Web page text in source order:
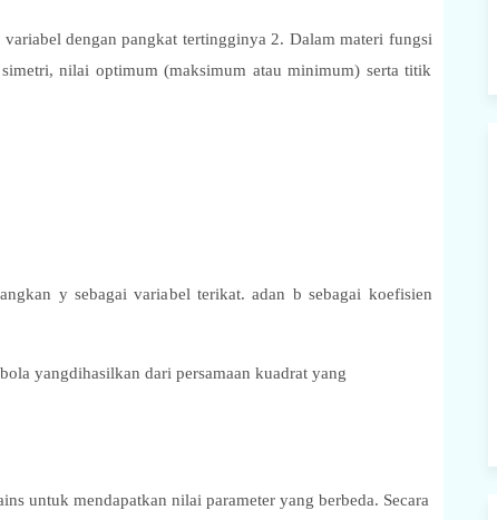
dengan pangkat tertingginya 2. Dalam materi fungsi
nilai optimum (maksimum atau minimum) serta titik
y sebagai variabel terikat. adan b sebagai koefisien
yangdihasilkan dari persamaan kuadrat yang
untuk mendapatkan nilai parameter yang berbeda. Secara